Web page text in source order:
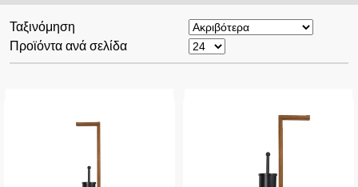
Ταξινόμηση
Προϊόντα ανά σελίδα